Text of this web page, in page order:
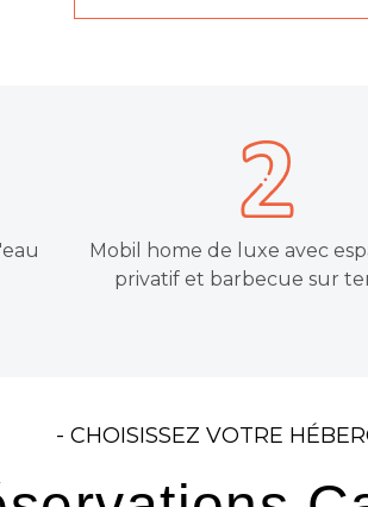
Mobil home de luxe avec
privatif et barbecue sur
- CHOISISSEZ VOTRE